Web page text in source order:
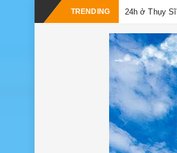
TRENDING 24h ở Thụy